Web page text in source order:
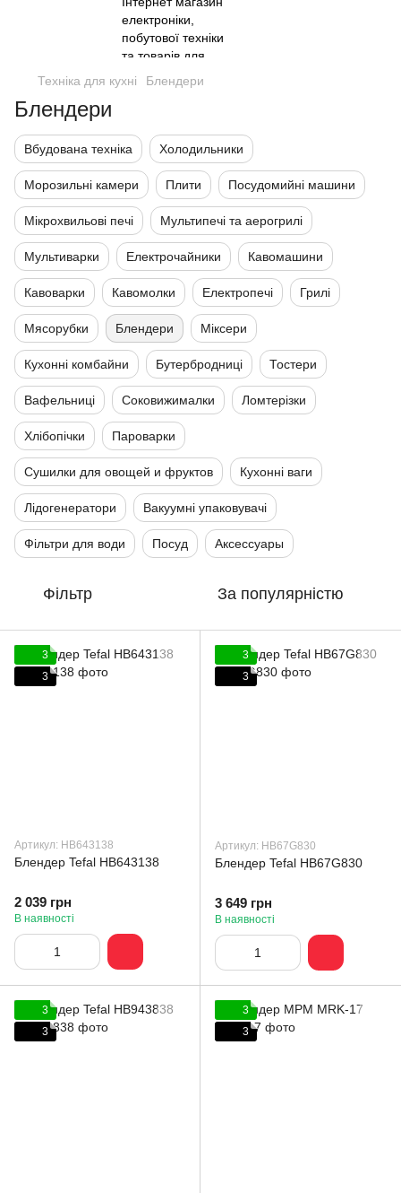
Техніка для кухні Блендери
Блендери
Вбудована техніка Холодильники
Морозильні камери Плити Посудомийні машини
Мікрохвильові печі Мультипечі та аерогрилі
Мультиварки Електрочайники Кавомашини
Кавоварки Кавомолки Електропечі Грилі
Мясорубки Блендери Міксери
Кухонні комбайни Бутербродниці Тостери
Вафельниці Соковижималки Ломтерізки
Хлібопічки Пароварки
Сушилки для овощей и фруктов Кухонні ваги
Лідогенератори Вакуумні упаковувачі
Фільтри для води Посуд Аксессуары
Фільтр За популярністю
3
3
Артикул: HB643138
Блендер Tefal HB643138
2 039 грн
В наявності
3
3
Артикул: HB67G830
Блендер Tefal HB67G830
3 649 грн
В наявності
3
3
3
3